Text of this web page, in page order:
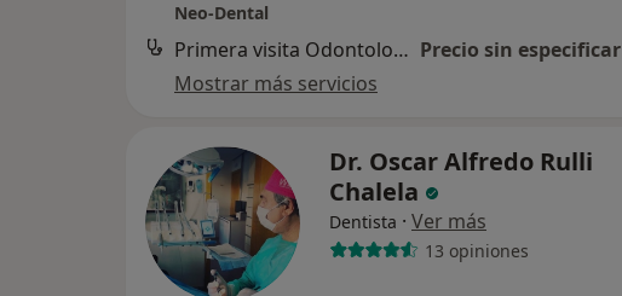
Neo-Dental
Primera visita Odontología Precio sin especificar
Mostrar más servicios
Dr. Oscar Alfredo Rulli
Chalela
Dentista · Ver más
13 opiniones